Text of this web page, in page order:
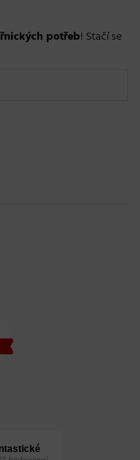
potřeb! Stačí se